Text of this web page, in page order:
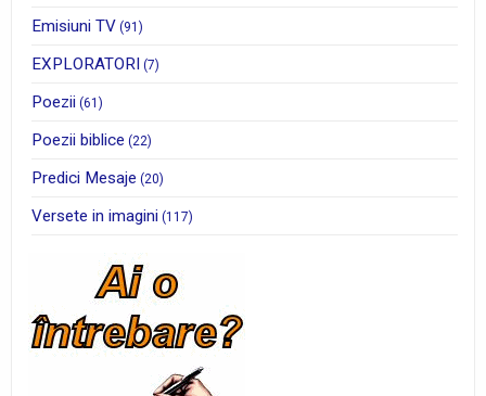
Emisiuni TV (91)
EXPLORATORI (7)
Poezii (61)
Poezii biblice (22)
Predici Mesaje (20)
Versete in imagini (117)